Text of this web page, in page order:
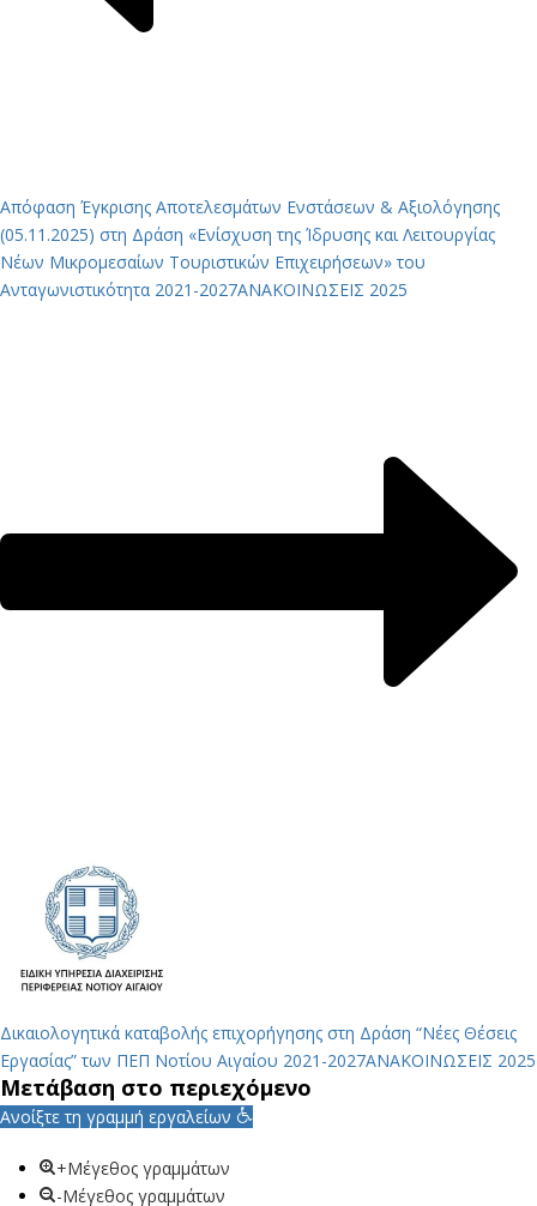
Απόφαση Έγκρισης Αποτελεσμάτων Ενστάσεων & Αξιολόγησης
(05.11.2025) στη Δράση «Ενίσχυση της Ίδρυσης και Λειτουργίας
Νέων Μικρομεσαίων Τουριστικών Επιχειρήσεων» του
Ανταγωνιστικότητα 2021-2027ΑΝΑΚΟΙΝΩΣΕΙΣ 2025
Δικαιολογητικά καταβολής επιχορήγησης στη Δράση “Νέες Θέσεις
Εργασίας” των ΠΕΠ Νοτίου Αιγαίου 2021-2027ΑΝΑΚΟΙΝΩΣΕΙΣ 2025
Μετάβαση στο περιεχόμενο
Ανοίξτε τη γραμμή εργαλείων
+Μέγεθος γραμμάτων
-Μέγεθος γραμμάτων